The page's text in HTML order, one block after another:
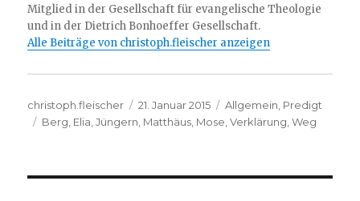
Mitglied in der Gesellschaft für evangelische Theologie
und in der Dietrich Bonhoeffer Gesellschaft.
Alle Beiträge von christoph.fleischer anzeigen
Autor
christoph.fleischer
Veröffentlicht
am
21. Januar 2015 Kategorien
Allgemein Predigt
Schlagwörter
Berg Elia ,Jüngern Matthäus Mose ,Verklärung ,Weg